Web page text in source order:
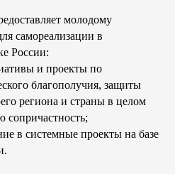
молодому
самореализации в
России:
и проекты по
благополучия, защиты
региона и страны в целом
сопричастность;
в системные проекты на базе